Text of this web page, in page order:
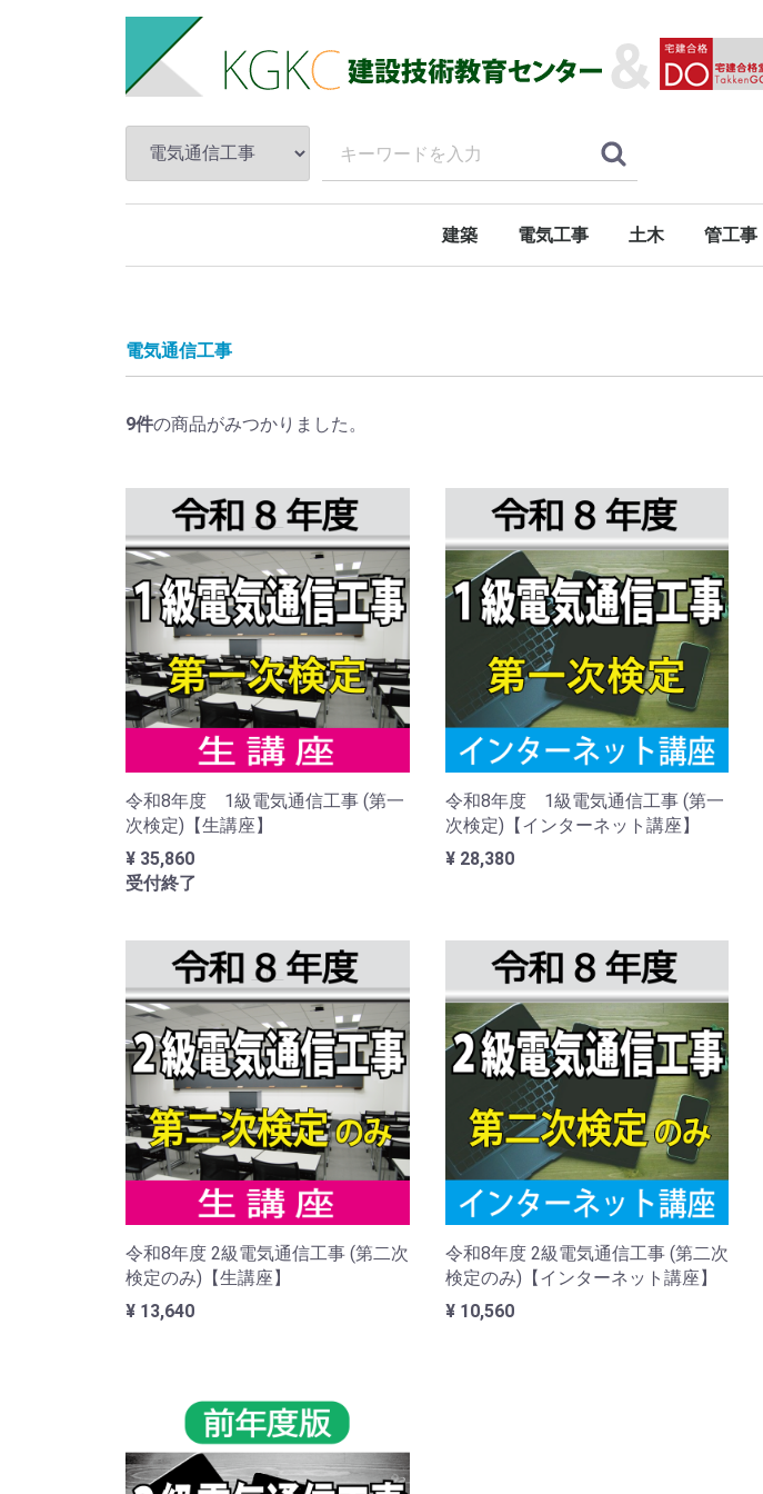
建築 電気工事 土木 管工事
電気通信工事
9件の商品がみつかりました。
令和8年度 1級電気通信工事 (第一
次検定)【生講座】
¥ 35,860
受付終了
令和8年度 1級電気通信工事 (第一
次検定)【インターネット講座】
¥ 28,380
令和8年度 2級電気通信工事 (第二次
検定のみ)【生講座】
¥ 13,640
令和8年度 2級電気通信工事 (第二次
検定のみ)【インターネット講座】
¥ 10,560